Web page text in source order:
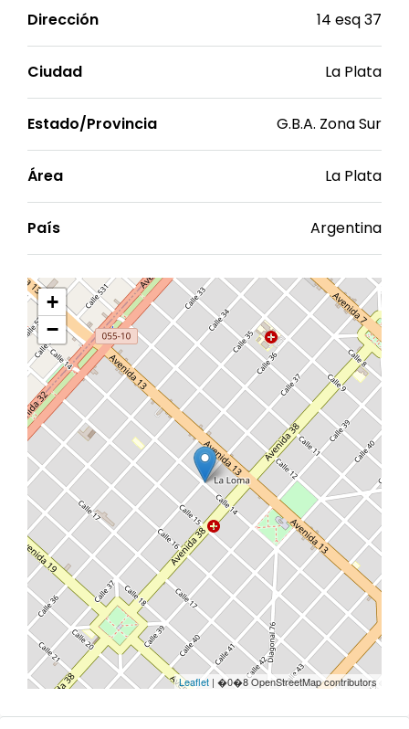
Dirección 14 esq 37
Ciudad La Plata
Estado/Provincia G.B.A. Zona Sur
Área La Plata
País Argentina
+
−
Leaflet | �0�8 OpenStreetMap contributors